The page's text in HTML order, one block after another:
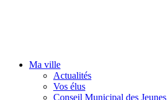
Ma ville
Actualités
Vos élus
Conseil Municipal des Jeunes